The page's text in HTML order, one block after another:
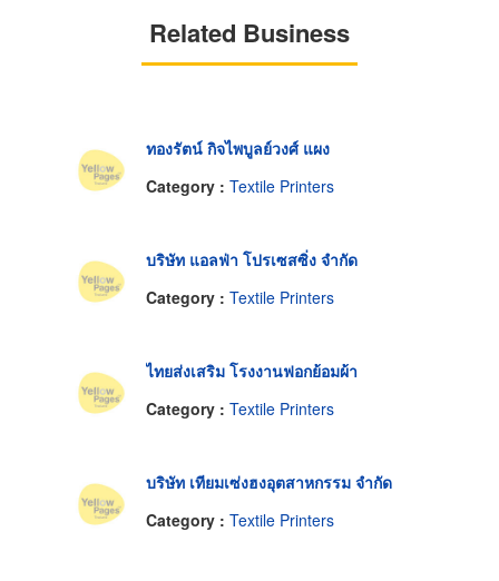
Related Business
ทองรัตน์ กิจไพบูลย์วงศ์ แผง
Category : Textile Printers
บริษัท แอลฟ่า โปรเซสซิ่ง จำกัด
Category : Textile Printers
ไทยส่งเสริม โรงงานฟอกย้อมผ้า
Category : Textile Printers
บริษัท เทียมเซ่งฮงอุตสาหกรรม จำกัด
Category : Textile Printers